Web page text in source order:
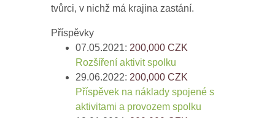
tvůrci, v nichž má krajina zastání.
Příspěvky
07.05.2021: 200,000CZK
Rozšíření aktivit spolku
29.06.2022: 200,000CZK
Příspěvek na náklady spojené s
aktivitami a provozem spolku